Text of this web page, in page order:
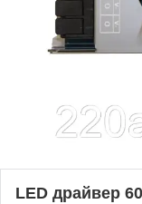
LED драйвер